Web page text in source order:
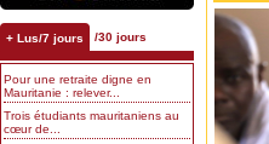
+ Lus/7 jours /30 jours
Pour une retraite digne en
Mauritanie : relever...
Trois étudiants mauritaniens au
cœur de...